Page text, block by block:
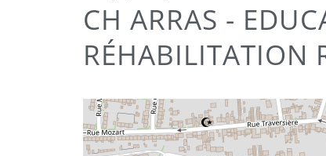
CH ARRAS -
RÉHABILITATION